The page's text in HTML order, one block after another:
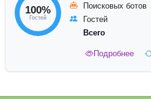
100%
Гостей
Поисковых ботов
Гостей
Всего
Подробнее